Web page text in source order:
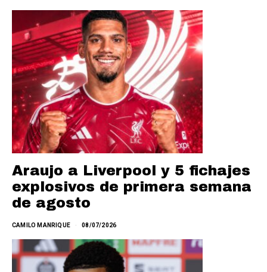
Araujo a Liverpool y 5 fichajes
explosivos de primera semana
de agosto
CAMILO MANRIQUE 08/07/2026